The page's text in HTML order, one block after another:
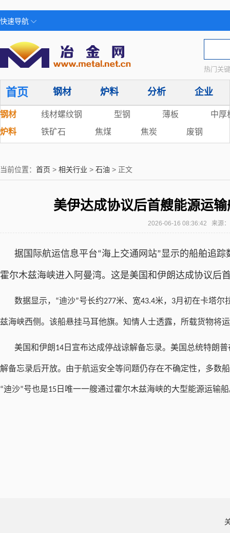
快速导航
热门关
首页 钢材 炉料 分析 企业
钢材 线材螺纹钢 型钢 薄板
中厚
炉料
铁矿石 焦煤 焦炭 废钢
当前位置： 首页 > 相关行业 > 石油 > 正文
美伊达成协议后首艘能源运
2026-06-16 08:36:42 来源
据国际航运信息平台“海上交通网站”显示的船舶追踪
霍尔木兹海峡进入阿曼湾。这是美国和伊朗达成协议后
数据显示， “迪沙”号长约277米、宽43.4米， 3月初在卡塔尔
兹海峡西侧。该船悬挂马耳他旗。知情人士透露，所载货物将
美国和伊朗14 日宣布达成停战谅解备忘录。美国总统特朗
解备忘录后开放。由于航运安全等问题仍存在不确定性，多数
“迪沙”号也是15 日唯一一艘通过霍尔木兹海峡的大型能源运输